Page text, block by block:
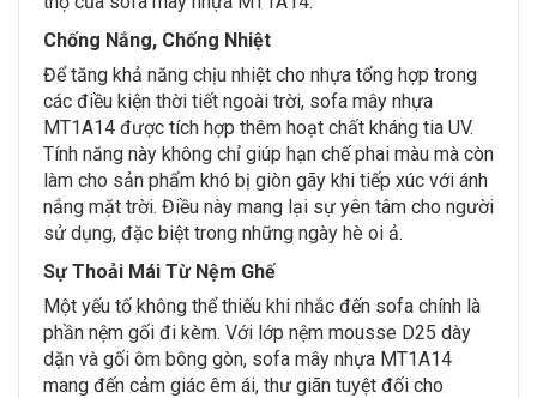
Chống Nắng, Chống Nhiệt
Để tăng khả năng chịu nhiệt cho nhựa tổng hợp trong
các điều kiện thời tiết ngoài trời, sofa mây nhựa
MT1A14 được tích hợp thêm hoạt chất kháng tia UV.
Tính năng này không chỉ giúp hạn chế phai màu mà còn
làm cho sản phẩm khó bị giòn gãy khi tiếp xúc với ánh
nắng mặt trời. Điều này mang lại sự yên tâm cho người
sử dụng, đặc biệt trong những ngày hè oi ả.
Sự Thoải Mái Từ Nệm Ghế
Một yếu tố không thể thiếu khi nhắc đến sofa chính là
phần nệm gối đi kèm. Với lớp nệm mousse D25 dày
dặn và gối ôm bông gòn, sofa mây nhựa MT1A14
mang đến cảm giác êm ái, thư giãn tuyệt đối cho